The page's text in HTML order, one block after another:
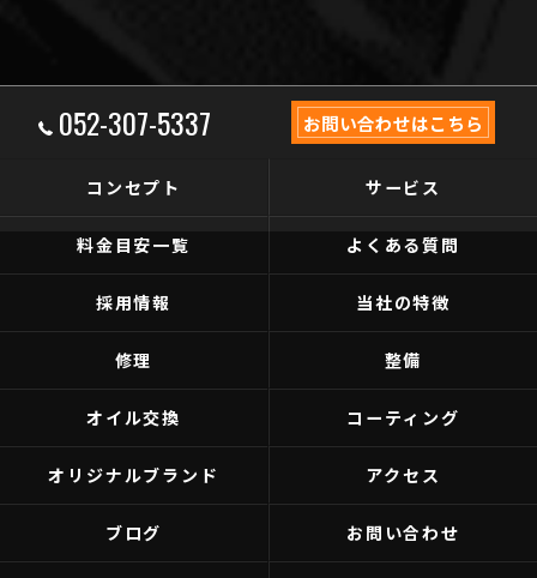
052-307-5337 お問い合わせはこちら
コンセプト サービス
料金目安一覧 よくある質問
採用情報 当社の特徴
修理 整備
オイル交換 コーティング
オリジナルブランド アクセス
ブログ お問い合わせ